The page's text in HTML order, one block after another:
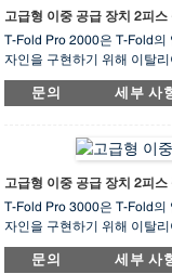
른 혁신과 함께 더욱 다양한
을 강화합니다.
고급형 이중 공급 장치 2피
T-Fold Pro 2000은 T-Fold의
자인을 구현하기 위해 이탈
능 접착기인 "T-Fold Pro" 시
착 방식을 탈피하고 좌우 이
골판지 상자는 주로 외부 포
되어 왔습니다. 내구성과 친
른 혁신과 함께 더욱 다양한
을 강화합니다.
문의 세부 사
고급형 이중 공급 장치 2피
T-Fold Pro 3000은 T-Fold의
자인을 구현하기 위해 이탈
능 접착기인 "T-Fold Pro" 시
착 방식을 탈피하고 좌우 이
문의 세부 사